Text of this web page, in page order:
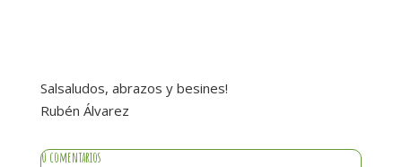
Salsaludos, abrazos y besines!
Rubén Álvarez
0 comentarios